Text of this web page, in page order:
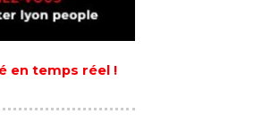
en temps réel !